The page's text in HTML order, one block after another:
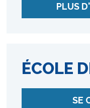
PLUS
ÉCOLE
SE